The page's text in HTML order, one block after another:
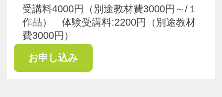
Copyright(c) ACADEMY SALAENERGY
All Rights Reserved.